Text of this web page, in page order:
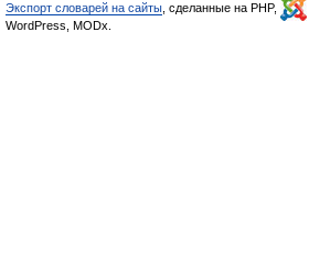
Экспорт словарей на сайты , сделанные на PHP,
WordPress, MODx.